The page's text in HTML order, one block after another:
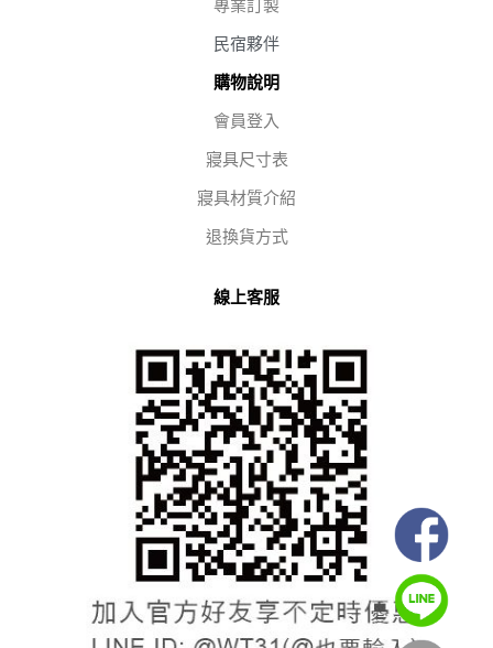
專業訂製
民宿夥伴
購物說明
會員登入
寢具尺寸表
寢具材質介紹
退換貨方式
線上客服